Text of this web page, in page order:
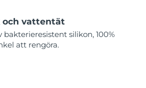
och vattentät
bakterieresistent silikon, 100%
att rengöra.